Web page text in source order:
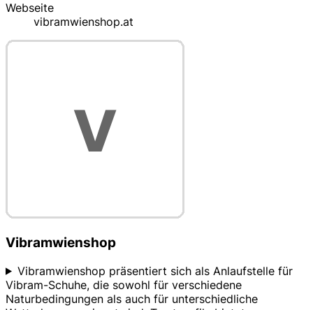
Webseite
vibramwienshop.at
Vibramwienshop
Vibramwienshop präsentiert sich als Anlaufstelle für
Vibram-Schuhe, die sowohl für verschiedene
Naturbedingungen als auch für unterschiedliche